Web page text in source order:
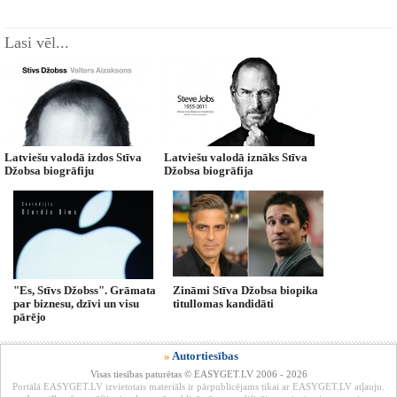
Lasi vēl...
Latviešu valodā izdos Stīva
Džobsa biogrāfiju
Latviešu valodā iznāks Stīva
Džobsa biogrāfija
"Es, Stīvs Džobss". Grāmata
par biznesu, dzīvi un visu
pārējo
Zināmi Stīva Džobsa biopika
titullomas kandidāti
» Autortiesības
Visas tiesības paturētas © EASYGET.LV 2006 - 2026
Portālā EASYGET.LV izvietotais materiāls ir pārpublicējams tikai ar EASYGET.LV atļauju.